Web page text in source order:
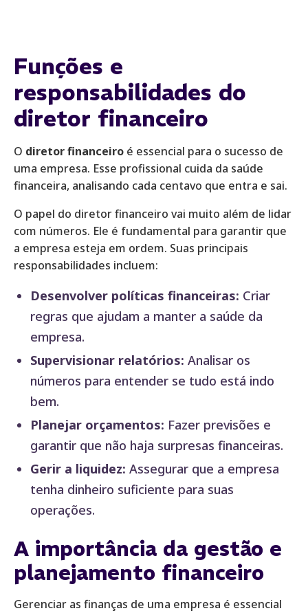
Funções e
responsabilidades do
diretor financeiro
O diretor financeiro é essencial para o sucesso de
uma empresa. Esse profissional cuida da saúde
financeira, analisando cada centavo que entra e sai.
O papel do diretor financeiro vai muito além de lidar
com números. Ele é fundamental para garantir que
a empresa esteja em ordem. Suas principais
responsabilidades incluem:
Desenvolver políticas financeiras: Criar
regras que ajudam a manter a saúde da
empresa.
Supervisionar relatórios: Analisar os
números para entender se tudo está indo
bem.
Planejar orçamentos: Fazer previsões e
garantir que não haja surpresas financeiras.
Gerir a liquidez: Assegurar que a empresa
tenha dinheiro suficiente para suas
operações.
A importância da gestão e
planejamento financeiro
Gerenciar as finanças de uma empresa é essencial